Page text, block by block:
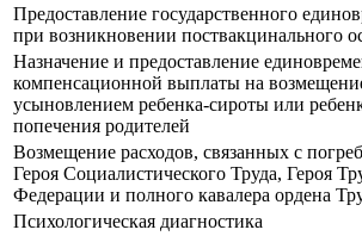
Предоставление государственного
при возникновении поствакцинального
Назначение и предоставление
компенсационной выплаты на
усыновлением ребенка-сироты или
попечения родителей
Возмещение расходов, связанных с
Героя Социалистического Труда, Героя
Федерации и полного кавалера ордена
Психологическая диагностика